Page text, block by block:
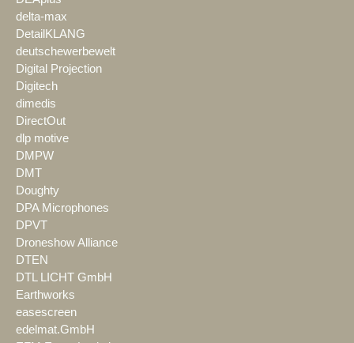
delta-max
DetailKLANG
deutschewerbewelt
Digital Projection
Digitech
dimedis
DirectOut
dlp motive
DMPW
DMT
Doughty
DPA Microphones
DPVT
Droneshow Alliance
DTEN
DTL LICHT GmbH
Earthworks
easescreen
edelmat.GmbH